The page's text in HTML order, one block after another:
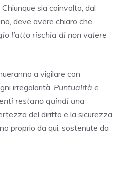
sia coinvolto, dal
deve avere chiaro che
l’atto rischia di non valere
a vigilare con
irregolarità. Puntualità e
restano quindi una
del diritto e la sicurezza
proprio da qui, sostenute da